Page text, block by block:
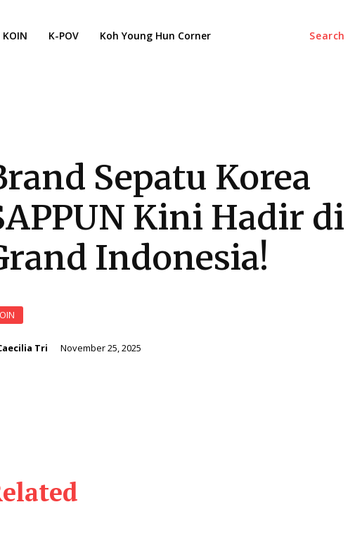
Search
KOIN K-POV Koh Young Hun Corner
Sepatu Korea
Kini Hadir di
Indonesia!
Tri November 25, 2025